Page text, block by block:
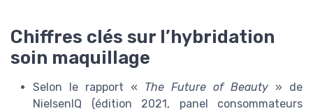
Chiffres clés sur l’hybridation
soin maquillage
Selon le rapport « The Future of Beauty » de
NielsenIQ (édition 2021, panel consommateurs